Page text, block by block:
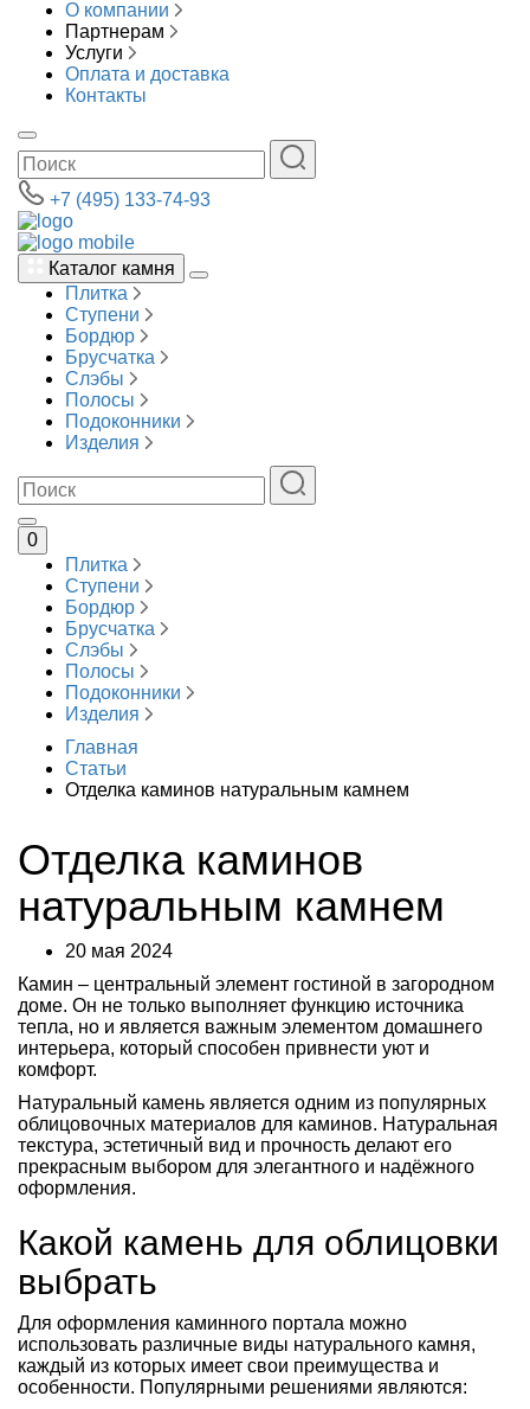
О компании
Партнерам
Услуги
Оплата и доставка
Контакты
+7 (495) 133-74-93
Каталог камня
Плитка
Ступени
Бордюр
Брусчатка
Слэбы
Полосы
Подоконники
Изделия
0
Плитка
Ступени
Бордюр
Брусчатка
Слэбы
Полосы
Подоконники
Изделия
Главная
Статьи
Отделка каминов натуральным камнем
Отделка каминов
натуральным камнем
20 мая 2024
Камин – центральный элемент гостиной в загородном
доме. Он не только выполняет функцию источника
тепла, но и является важным элементом домашнего
интерьера, который способен привнести уют и
комфорт.
Натуральный камень является одним из популярных
облицовочных материалов для каминов. Натуральная
текстура, эстетичный вид и прочность делают его
прекрасным выбором для элегантного и надёжного
оформления.
Какой камень для облицовки
выбрать
Для оформления каминного портала можно
использовать различные виды натурального камня,
каждый из которых имеет свои преимущества и
особенности. Популярными решениями являются: